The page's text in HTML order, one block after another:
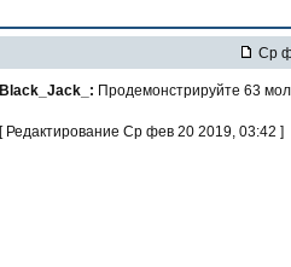
Ср
Black_Jack_: Продемонстрируйте 63
[ Редактирование Ср фев 20 2019, 03:42 ]